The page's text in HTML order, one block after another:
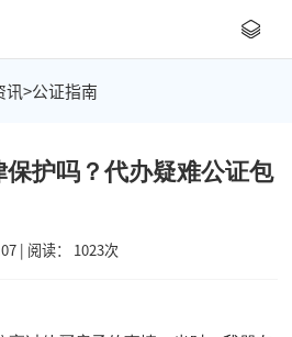
讯>公证指南
护吗？代办疑难公证包
| 阅读： 1023次